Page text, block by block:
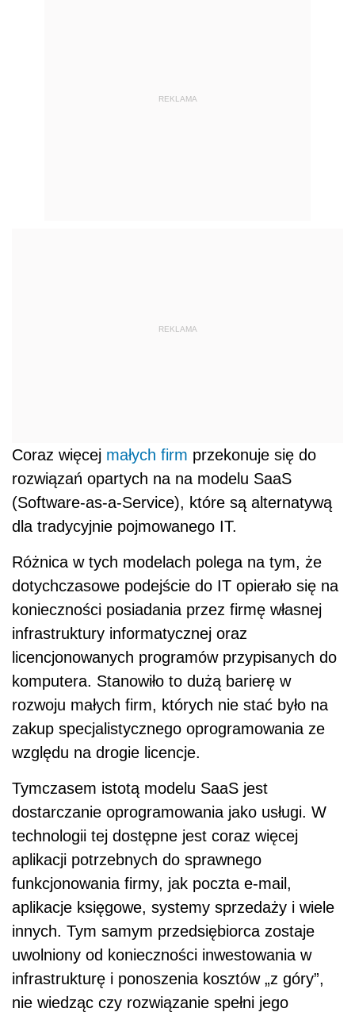
REKLAMA
REKLAMA
Coraz więcej małych firm przekonuje się do
rozwiązań opartych na na modelu SaaS
(Software-as-a-Service), które są alternatywą
dla tradycyjnie pojmowanego IT.
Różnica w tych modelach polega na tym, że
dotychczasowe podejście do IT opierało się na
konieczności posiadania przez firmę własnej
infrastruktury informatycznej oraz
licencjonowanych programów przypisanych do
komputera. Stanowiło to dużą barierę w
rozwoju małych firm, których nie stać było na
zakup specjalistycznego oprogramowania ze
względu na drogie licencje.
Tymczasem istotą modelu SaaS jest
dostarczanie oprogramowania jako usługi. W
technologii tej dostępne jest coraz więcej
aplikacji potrzebnych do sprawnego
funkcjonowania firmy, jak poczta e-mail,
aplikacje księgowe, systemy sprzedaży i wiele
innych. Tym samym przedsiębiorca zostaje
uwolniony od konieczności inwestowania w
infrastrukturę i ponoszenia kosztów „z góry”,
nie wiedząc czy rozwiązanie spełni jego